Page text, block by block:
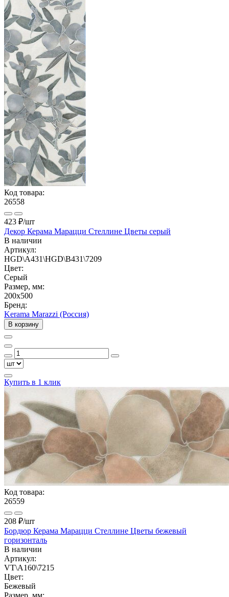
Код товара:
26558
423 ₽/шт
Декор Керама Марацци Стеллине Цветы серый
В наличии
Артикул:
HGD\A431\HGD\B431\7209
Цвет:
Серый
Размер, мм:
200x500
Бренд:
Kerama Marazzi (Россия)
В корзину
Купить в 1 клик
Код товара:
26559
208 ₽/шт
Бордюр Керама Марацци Стеллине Цветы бежевый
горизонталь
В наличии
Артикул:
VT\A160\7215
Цвет:
Бежевый
Размер, мм: